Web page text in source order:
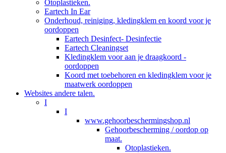
Otoplastieken.
Eartech In Ear
Onderhoud, reiniging, kledingklem en koord voor je
oordoppen
Eartech Desinfect- Desinfectie
Eartech Cleaningset
Kledingklem voor aan je draagkoord -
oordoppen
Koord met toebehoren en kledingklem voor je
maatwerk oordoppen
Websites andere talen.
I
I
www.gehoorbeschermingshop.nl
Gehoorbescherming / oordop op
maat.
Otoplastieken.